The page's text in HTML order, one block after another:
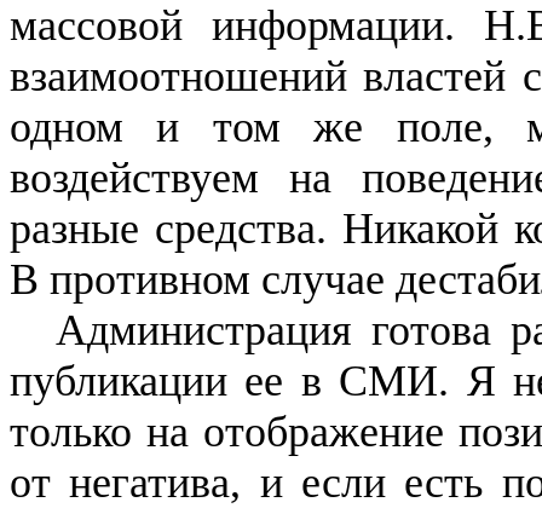
массовой информации.
взаимоотношений
одном и том же поле,
воздействуем на
разные средства. Никакой
В противном случае
Администрация готова
публикации ее в СМИ. Я
только на отображение
от негатива, и если есть